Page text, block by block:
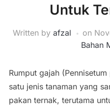
Untuk
Written by afzal on
Bahan
Rumput gajah
satu jenis tanaman yang
pakan ternak, terutama